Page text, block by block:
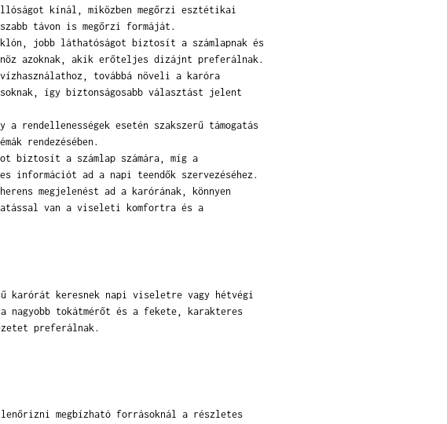
kínál, miközben megőrzi esztétikai
távon is megőrzi formáját.
jobb láthatóságot biztosít a számlapnak és
azoknak, akik erőteljes dizájnt preferálnak.
továbbá növeli a karóra
így biztonságosabb választást jelent
esetén szakszerű támogatás
rendezésében.
biztosít a számlap számára, míg a
információt ad a napi teendők szervezéséhez.
megjelenést ad a karórának, könnyen
van a viseleti komfortra és a
karórát keresnek napi viseletre vagy hétvégi
nagyobb tokátmérőt és a fekete, karakteres
preferálnak.
megbízható forrásoknál a részletes